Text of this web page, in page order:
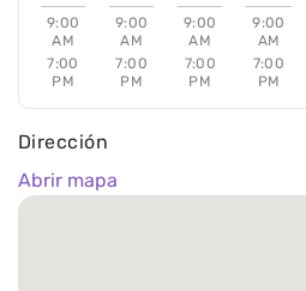
Dirección
Abrir mapa
9:00
AM
7:00
PM
9:00
AM
7:00
PM
9:00
AM
7:00
PM
9:00
AM
7:00
PM